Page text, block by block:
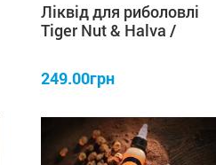
Ліквід для риболовлі
Tiger Nut & Halva /
250 мл IRON FISH
249.00грн